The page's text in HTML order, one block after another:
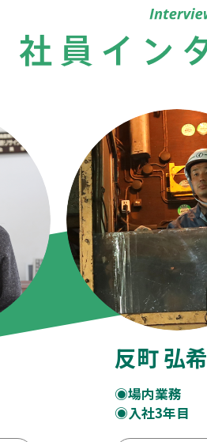
反町 弘希
◉場内業務
◉入社3年目